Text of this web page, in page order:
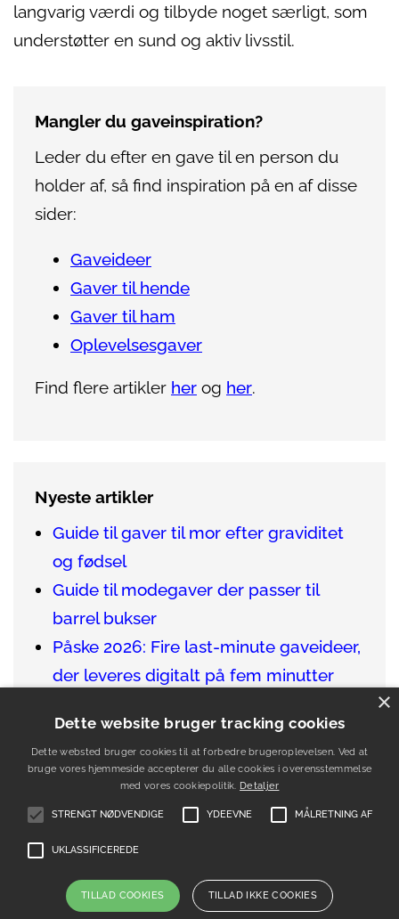
langvarig værdi og tilbyde noget særligt, som
understøtter en sund og aktiv livsstil.
Mangler du gaveinspiration?
Leder du efter en gave til en person du
holder af, så find inspiration på en af disse
sider:
Gaveideer
Gaver til hende
Gaver til ham
Oplevelsesgaver
Find flere artikler her og her.
Nyeste artikler
Guide til gaver til mor efter graviditet
og fødsel
Guide til modegaver der passer til
barrel bukser
Påske 2026: Fire last-minute gaveideer,
der leveres digitalt på fem minutter
vinentusiast
Guide til gaver der passer til venner i
udlandet
Forside Kontakt
Cookie- og privatlivspolitik
Dette website bruger tracking cookies
Dette websted bruger cookies til at forbedre brugeroplevelsen. Ved at
bruge vores hjemmeside accepterer du alle cookies i overensstemmelse
med vores cookiepolitik. Detaljer
STRENGT NØDVENDIGE YDEEVNE MÅLRETNING AF
UKLASSIFICEREDE
TILLAD COOKIES TILLAD IKKE COOKIES
×